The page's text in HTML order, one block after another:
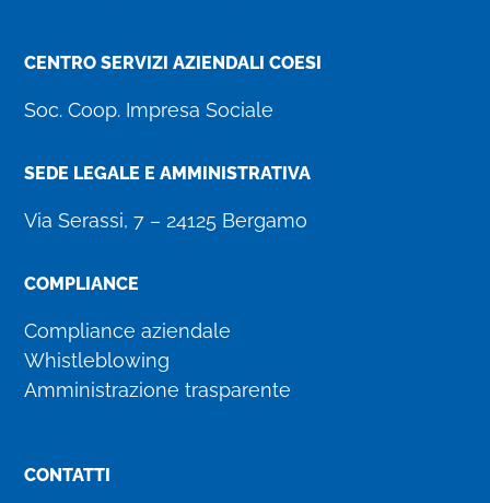
CENTRO SERVIZI AZIENDALI COESI
Soc. Coop. Impresa Sociale
SEDE LEGALE E AMMINISTRATIVA
Via Serassi, 7 – 24125 Bergamo
COMPLIANCE
Compliance aziendale
Whistleblowing
Amministrazione trasparente
CONTATTI